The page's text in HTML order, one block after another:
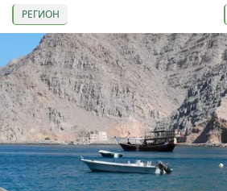
РЕГИОН